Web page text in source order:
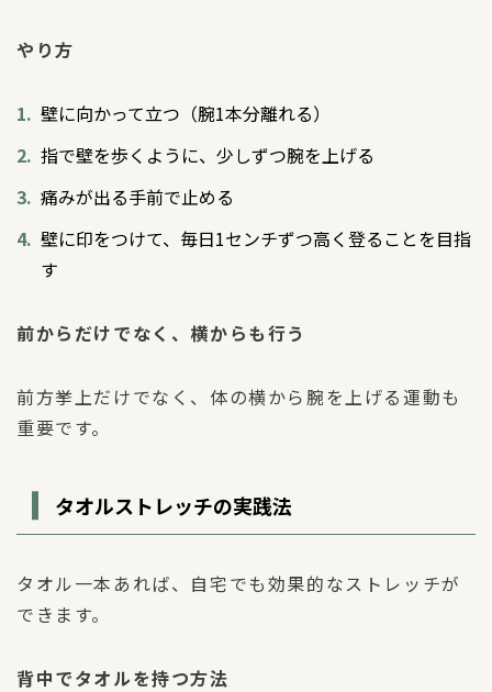
やり方
壁に向かって立つ（腕1本分離れる）
指で壁を歩くように、少しずつ腕を上げる
痛みが出る手前で止める
壁に印をつけて、毎日1センチずつ高く登ることを目指
す
前からだけでなく、横からも行う
前方挙上だけでなく、体の横から腕を上げる運動も
重要です。
タオルストレッチの実践法
タオル一本あれば、自宅でも効果的なストレッチが
できます。
背中でタオルを持つ方法